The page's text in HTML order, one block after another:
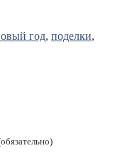
год, поделки,